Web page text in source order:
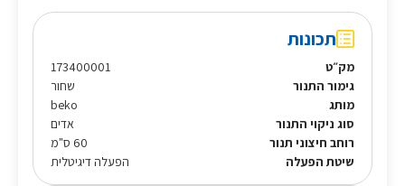
תכונות
מק״ט
173400001
גימור התנור
שחור
מותג
beko
סוג ניקוי התנור
אדים
רוחב חיצוני תנור
60 ס"מ
שיטת הפעלה
הפעלה דיגיטלית